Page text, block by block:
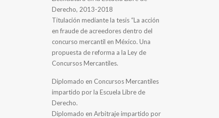
Derecho, 2013-2018
Titulación mediante la tesis “La acción
en fraude de acreedores dentro del
concurso mercantil en México. Una
propuesta de reforma a la Ley de
Concursos Mercantiles.
Diplomado en Concursos Mercantiles
impartido por la Escuela Libre de
Derecho.
Diplomado en Arbitraje impartido por